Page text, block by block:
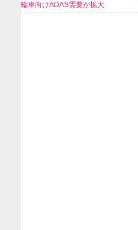
輪車向けADAS需要が拡大